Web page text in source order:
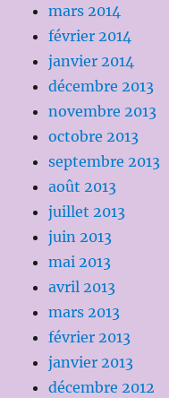
mars 2014
février 2014
janvier 2014
décembre 2013
novembre 2013
octobre 2013
septembre 2013
août 2013
juillet 2013
juin 2013
mai 2013
avril 2013
mars 2013
février 2013
janvier 2013
décembre 2012